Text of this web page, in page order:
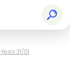
31/01